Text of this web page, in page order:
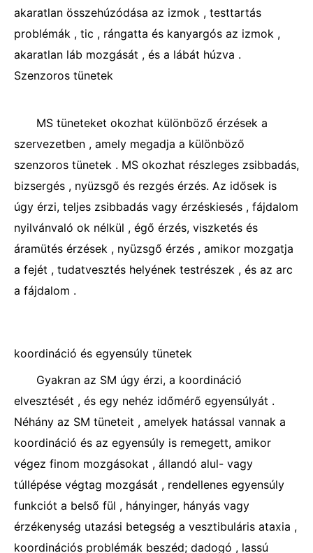
akaratlan összehúzódása az izmok , testtartás
problémák , tic , rángatta és kanyargós az izmok ,
akaratlan láb mozgását , és a lábát húzva .
Szenzoros tünetek
MS tüneteket okozhat különböző érzések a
szervezetben , amely megadja a különböző
szenzoros tünetek . MS okozhat részleges zsibbadás,
bizsergés , nyüzsgő és rezgés érzés. Az idősek is
úgy érzi, teljes zsibbadás vagy érzéskiesés , fájdalom
nyilvánvaló ok nélkül , égő érzés, viszketés és
áramütés érzések , nyüzsgő érzés , amikor mozgatja
a fejét , tudatvesztés helyének testrészek , és az arc
a fájdalom .
koordináció és egyensúly tünetek
Gyakran az SM úgy érzi, a koordináció
elvesztését , és egy nehéz időmérő egyensúlyát .
Néhány az SM tüneteit , amelyek hatással vannak a
koordináció és az egyensúly is remegett, amikor
végez finom mozgásokat , állandó alul- vagy
túllépése végtag mozgását , rendellenes egyensúly
funkciót a belső fül , hányinger, hányás vagy
érzékenység utazási betegség a vesztibuláris ataxia ,
koordinációs problémák beszéd; dadogó , lassú